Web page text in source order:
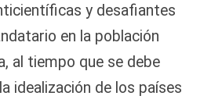
y desafiantes
en la población
al tiempo que se debe
idealización de los países